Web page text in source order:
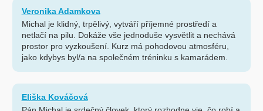
Veronika Adamkova
Michal je klidný, trpělivý, vytváří příjemné prostředí a
netlačí na pilu. Dokáže vše jednoduše vysvětlit a nechává
prostor pro vyzkoušení. Kurz má pohodovou atmosféru,
jako kdybys byl/a na společném tréninku s kamarádem.
Eliška Kováčová